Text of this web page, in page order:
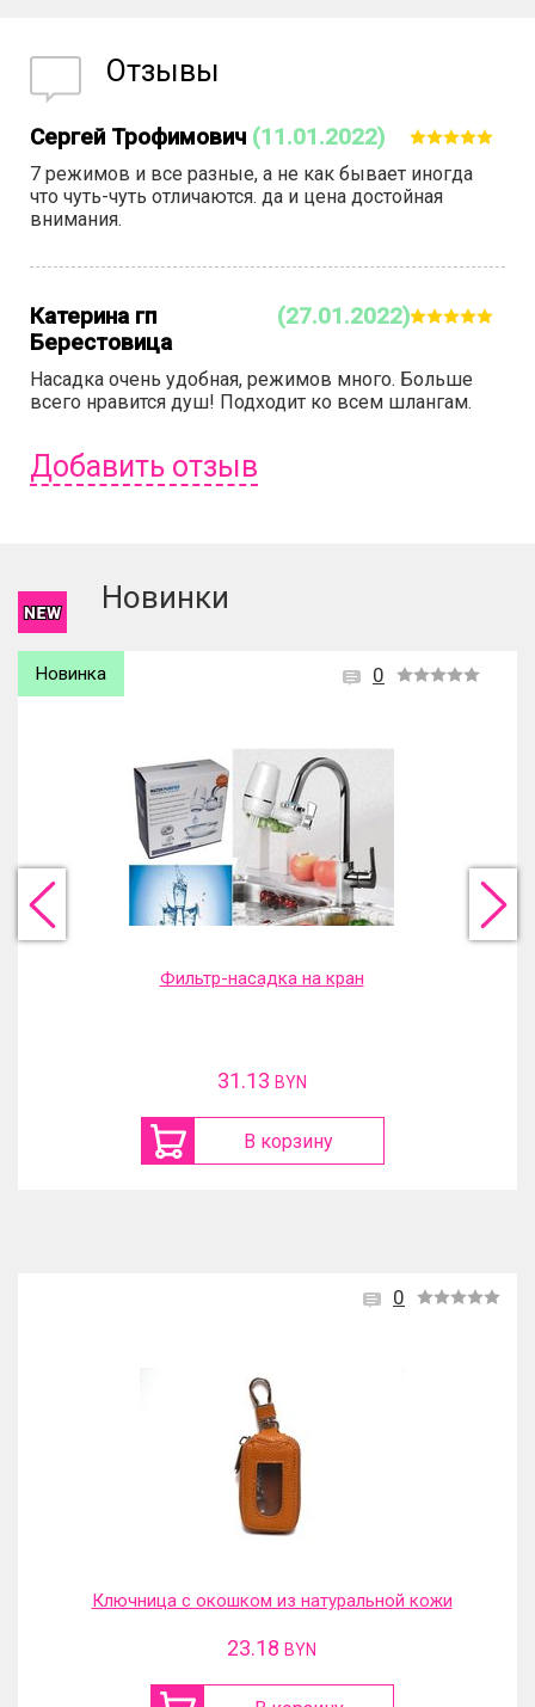
Отзывы
Сергей Трофимович (11.01.2022)
7 режимов и все разные, а не как бывает иногда
что чуть-чуть отличаются. да и цена достойная
внимания.
Катерина гп
Берестовица
(27.01.2022)
Насадка очень удобная, режимов много. Больше
всего нравится душ! Подходит ко всем шлангам.
Добавить отзыв
Новинки
0
Новинка
Фильтр-насадка на кран
31.13 BYN
В корзину
0
Ключница с окошком из натуральной кожи
23.18 BYN